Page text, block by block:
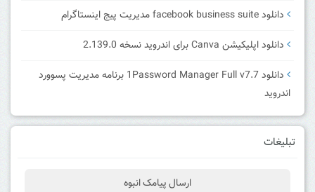
دانلود facebook business suite مدیریت پیج اینستاگرام
دانلود اپلیکیشن Canva برای اندروید نسخه 2.139.0
دانلود 1Password Manager Full v7.7 برنامه مدیریت پسوورد
اندروید
تبلیغات
ارسال پیامک انبوه